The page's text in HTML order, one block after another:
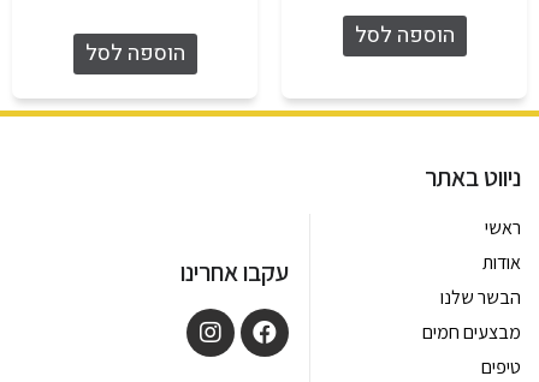
הוספה לסל
הוספה לסל
ניווט באתר
ראשי
אודות
הבשר שלנו
מבצעים חמים
טיפים
עקבו אחרינו